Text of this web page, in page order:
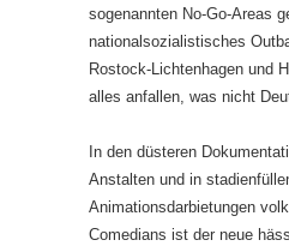
sogenannten No-Go-Areas
nationalsozialistisches
Rostock-Lichtenhagen und
alles anfallen, was nicht
In den düsteren
Anstalten und in
Animationsdarbietungen
Comedians ist der neue